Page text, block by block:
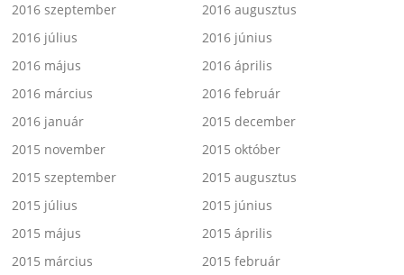
2016 szeptember
2016 augusztus
2016 július
2016 június
2016 május
2016 április
2016 március
2016 február
2016 január
2015 december
2015 november
2015 október
2015 szeptember
2015 augusztus
2015 július
2015 június
2015 május
2015 április
2015 március
2015 február